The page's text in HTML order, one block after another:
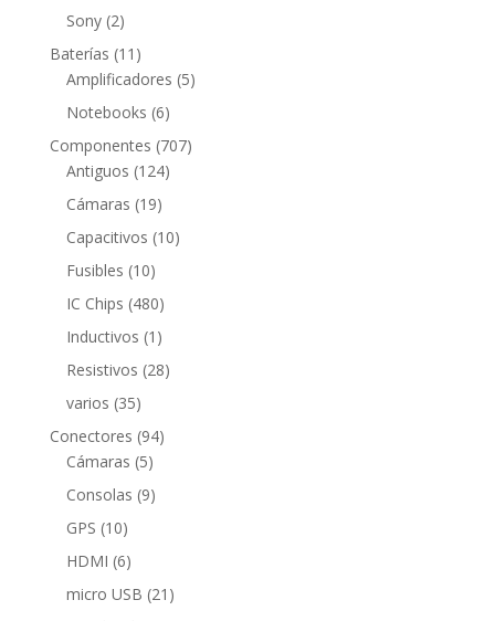
Sony 22
productos
Baterías 11 11
productos
Amplificadores 55
Notebooks 66
productos
Componentes 707707
Antiguos 124124
Cámaras 1919
productos
Capacitivos 1010
Fusibles 1010
productos
IC Chips 480480
productos
Inductivos 1 1
producto
Resistivos 2828
varios 3535
productos
Conectores 9494
Cámaras 55
productos
Consolas 99
GPS 1010
productos
HDMI 66
productos
micro USB 21 21